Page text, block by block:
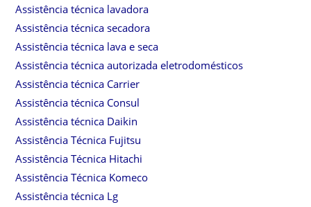
Assistência técnica lavadora
Assistência técnica secadora
Assistência técnica lava e seca
Assistência técnica autorizada eletrodomésticos
Assistência técnica Carrier
Assistência técnica Consul
Assistência técnica Daikin
Assistência Técnica Fujitsu
Assistência Técnica Hitachi
Assistência Técnica Komeco
Assistência técnica Lg